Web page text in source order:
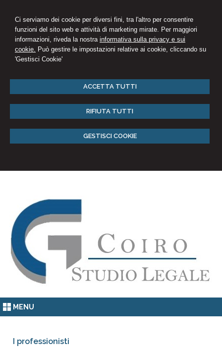
Ci serviamo dei cookie per diversi fini, tra l'altro per consentire
funzioni del sito web e attività di marketing mirate. Per maggiori
informazioni, riveda la nostra informativa sulla privacy e sui
cookie. Può gestire le impostazioni relative ai cookie, cliccando su
'Gestisci Cookie'
ACCETTA TUTTI
RIFIUTA TUTTI
GESTISCI COOKIE
MENU
I professionisti